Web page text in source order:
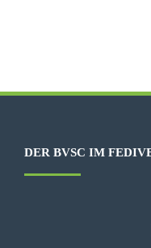
DER BVSC IM